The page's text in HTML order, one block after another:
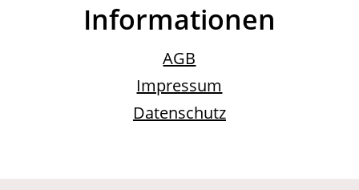
Informationen
AGB
Impressum
Datenschutz